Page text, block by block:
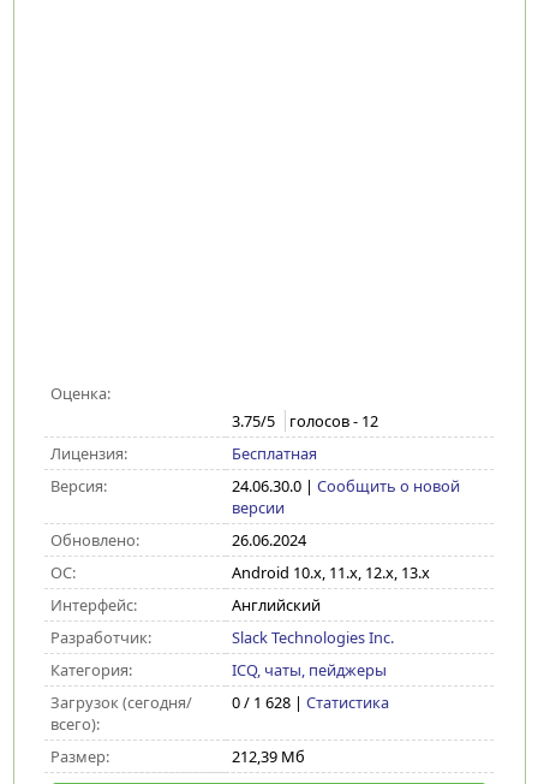
Оценка:
3.75/5 голосов - 12
Лицензия:
Бесплатная
Версия:
24.06.30.0| Сообщить о новой
версии
Обновлено:
26.06.2024
ОС:
Android 10.x, 11.x, 12.x, 13.x
Интерфейс:
Английский
Разработчик:
Slack Technologies Inc.
Категория:
ICQ, чаты, пейджеры
Загрузок (сегодня/
всего):
0 / 1 628 | Статистика
Размер: 212,39 Мб